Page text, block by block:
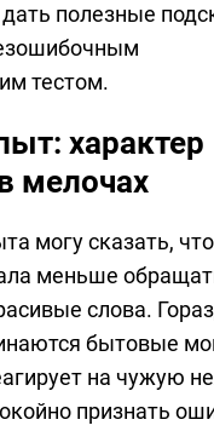
полезные
тестом.
характер
мелочах
могу сказать,
меньше
слова.
бытовые
на чужую
признать